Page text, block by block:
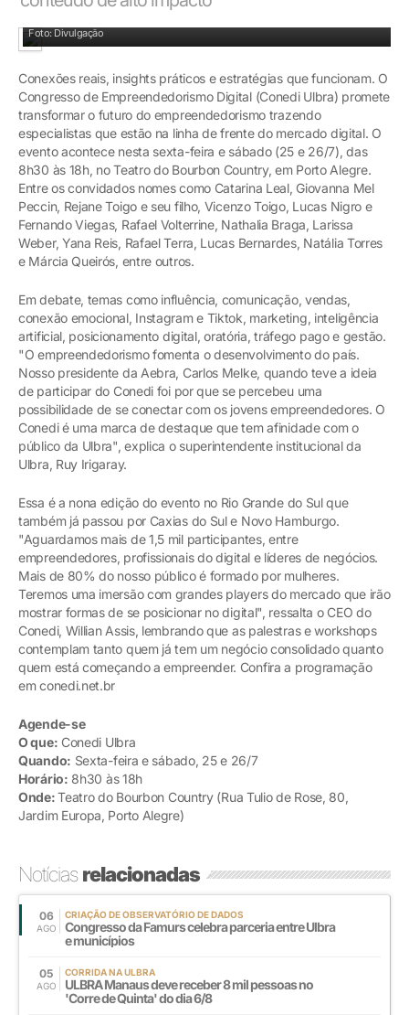
Foto: Divulgação
Conexões reais, insights práticos e estratégias que funcionam. O
Congresso de Empreendedorismo Digital (Conedi Ulbra) promete
transformar o futuro do empreendedorismo trazendo
especialistas que estão na linha de frente do mercado digital. O
evento acontece nesta sexta-feira e sábado (25 e 26/7), das
8h30 às 18h, no Teatro do Bourbon Country, em Porto Alegre.
Entre os convidados nomes como Catarina Leal, Giovanna Mel
Peccin, Rejane Toigo e seu filho, Vicenzo Toigo, Lucas Nigro e
Fernando Viegas, Rafael Volterrine, Nathalia Braga, Larissa
Weber, Yana Reis, Rafael Terra, Lucas Bernardes, Natália Torres
e Márcia Queirós, entre outros.
Em debate, temas como influência, comunicação, vendas,
conexão emocional, Instagram e Tiktok, marketing, inteligência
artificial, posicionamento digital, oratória, tráfego pago e gestão.
"O empreendedorismo fomenta o desenvolvimento do país.
Nosso presidente da Aebra, Carlos Melke, quando teve a ideia
de participar do Conedi foi por que se percebeu uma
possibilidade de se conectar com os jovens empreendedores. O
Conedi é uma marca de destaque que tem afinidade com o
público da Ulbra", explica o superintendente institucional da
Ulbra, Ruy Irigaray.
Essa é a nona edição do evento no Rio Grande do Sul que
também já passou por Caxias do Sul e Novo Hamburgo.
"Aguardamos mais de 1,5 mil participantes, entre
empreendedores, profissionais do digital e líderes de negócios.
Mais de 80% do nosso público é formado por mulheres.
Teremos uma imersão com grandes players do mercado que irão
mostrar formas de se posicionar no digital", ressalta o CEO do
Conedi, Willian Assis, lembrando que as palestras e workshops
contemplam tanto quem já tem um negócio consolidado quanto
quem está começando a empreender. Confira a programação
em conedi.net.br
Agende-se
O que: Conedi Ulbra
Quando: Sexta-feira e sábado, 25 e 26/7
Horário: 8h30 às 18h
Onde:Teatro do Bourbon Country (Rua Tulio de Rose, 80,
Jardim Europa, Porto Alegre)
Notíciasrelacionadas
06
AGO
CRIAÇÃO DE OBSERVATÓRIO DE DADOS
Congresso da Famurs celebra parceria entre Ulbra
e municípios
05
AGO
CORRIDA NA ULBRA
ULBRA Manaus deve receber 8 mil pessoas no
'Corre de Quinta' do dia 6/8